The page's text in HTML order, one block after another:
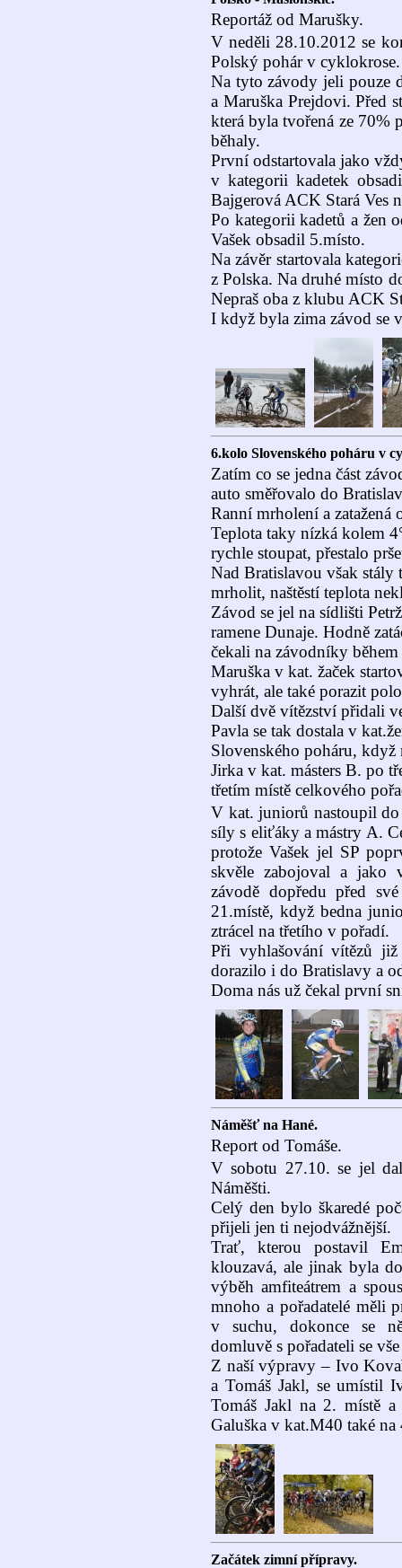
Reportáž od Marušky.
V neděli 28.10.2012 se
Polský pohár v cyklokrose.
Na tyto závody jeli pouze
a Maruška Prejdovi. Před
která byla tvořená ze 70%
běhaly.
První odstartovala jako
v kategorii kadetek
Bajgerová ACK Stará Ves
Po kategorii kadetů a žen
Vašek obsadil 5.místo.
Na závěr startovala
z Polska. Na druhé místo
Nepraš oba z klubu ACK
I když byla zima závod se
6.kolo Slovenského poháru v
Zatím co se jedna část
auto směřovalo do
Ranní mrholení a
Teplota taky nízká kolem
rychle stoupat, přestalo
Nad Bratislavou však stály
mrholit, naštěstí teplota
Závod se jel na sídlišti
ramene Dunaje. Hodně
čekali na závodníky
Maruška v kat. žaček
vyhrát, ale také porazit
Další dvě vítězství přidali
Pavla se tak dostala v
Slovenského poháru,
Jirka v kat. másters B. po
třetím místě celkového
V kat. juniorů nastoupil do
síly s eliťáky a mástry A.
protože Vašek jel SP
skvěle zabojoval a jako
závodě dopředu před
21.místě, když bedna
ztrácel na třetího v pořadí.
Při vyhlašování vítězů
dorazilo i do Bratislavy a
Doma nás už čekal první
Náměšť na Hané.
Report od Tomáše.
V sobotu 27.10. se jel
Náměšti.
Celý den bylo škaredé
přijeli jen ti nejodvážnější.
Trať, kterou postavil
klouzavá, ale jinak byla
výběh amfiteátrem a
mnoho a pořadatelé měli
v suchu, dokonce se
domluvě s pořadateli se
Z naší výpravy – Ivo
a Tomáš Jakl, se umístil
Tomáš Jakl na 2. místě
Galuška v kat.M40 také na
Začátek zimní přípravy.